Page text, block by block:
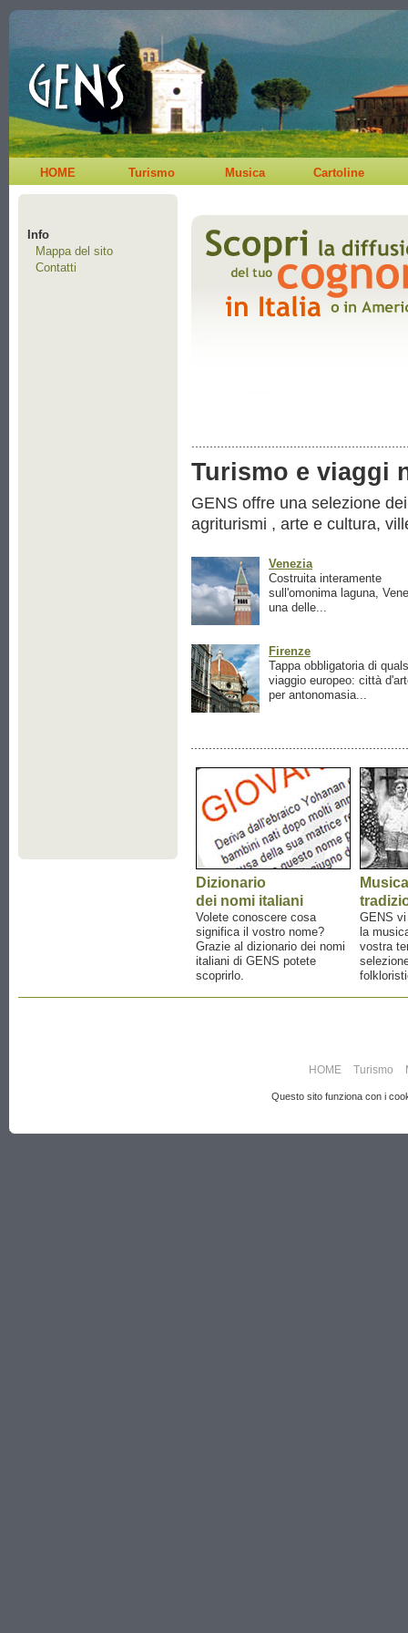
HOME Turismo Musica Cartoline
Info
Mappa del sito
Contatti
Turismo e viaggi
GENS offre una selezione
agriturismi , arte e cultura,
Venezia
Costruita interamente
sull'omonima laguna,
una delle...
Firenze
Tappa obbligatoria di
viaggio europeo: città
per antonomasia...
Dizionario
dei nomi italiani
Volete conoscere cosa
significa il vostro nome?
Grazie al dizionario dei nomi
italiani di GENS potete
scoprirlo.
Musica
GENS
la
vostra
HOME Turismo
Questo sito funziona con i